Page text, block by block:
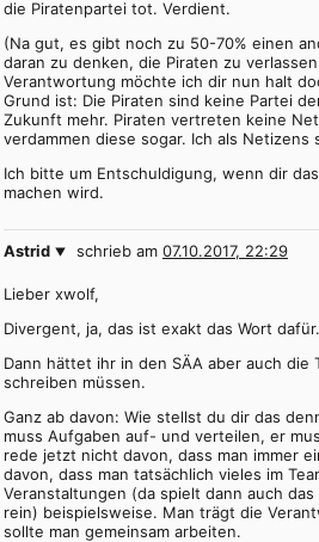
die Piratenpartei tot. Verdient.
(Na gut, es gibt noch zu 50-70% einen
daran zu denken, die Piraten zu
Verantwortung möchte ich dir nun halt
Grund ist: Die Piraten sind keine Partei
Zukunft mehr. Piraten vertreten keine
verdammen diese sogar. Ich als Netizens
Ich bitte um Entschuldigung, wenn dir
machen wird.
Astrid schrieb am 07.10.2017, 22:29
Lieber xwolf,
Divergent, ja, das ist exakt das Wort dafür.
Dann hättet ihr in den SÄA aber auch die
schreiben müssen.
Ganz ab davon: Wie stellst du dir das
muss Aufgaben auf- und verteilen, er
rede jetzt nicht davon, dass man immer
davon, dass man tatsächlich vieles im
Veranstaltungen (da spielt dann auch
rein) beispielsweise. Man trägt die
sollte man gemeinsam arbeiten.